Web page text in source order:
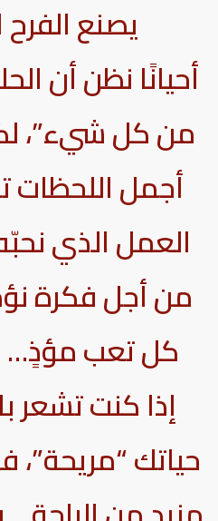
يصنع
أحيانًا نظن أن
من كل شيء”،
أجمل
العمل الذي
من أجل فكرة
كل تعب
إذا كنت تشعر
حياتك “مريحة”،